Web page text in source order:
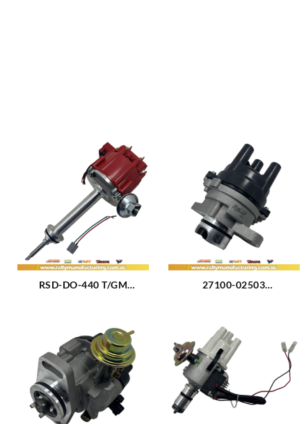
RSD-DO-440 T/GM
M361 – 383 – 400 8CIL
TIPO GM
27100-02503
M1.3 – 1.5L (93-99) 4CIL
(526)